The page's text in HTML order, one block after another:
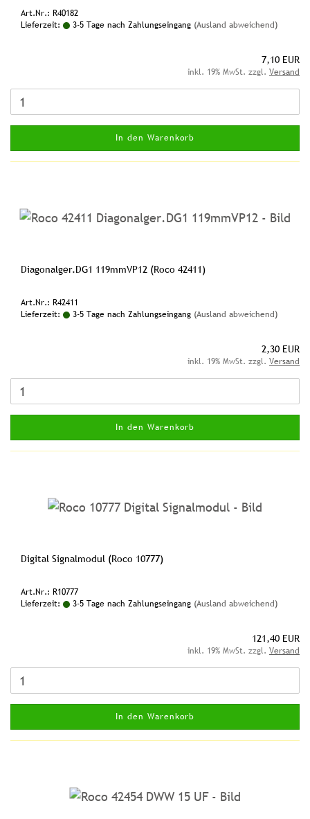
Art.Nr.: R40182
Lieferzeit:
3-5 Tage nach Zahlungseingang (Ausland abweichend)
7,10 EUR
inkl. 19% MwSt. zzgl. Versand
In den Warenkorb
Diagonalger.DG1 119mmVP12 (Roco 42411)
Art.Nr.: R42411
Lieferzeit:
3-5 Tage nach Zahlungseingang (Ausland abweichend)
2,30 EUR
inkl. 19% MwSt. zzgl. Versand
In den Warenkorb
Digital Signalmodul (Roco 10777)
Art.Nr.: R10777
Lieferzeit:
3-5 Tage nach Zahlungseingang (Ausland abweichend)
121,40 EUR
inkl. 19% MwSt. zzgl. Versand
In den Warenkorb